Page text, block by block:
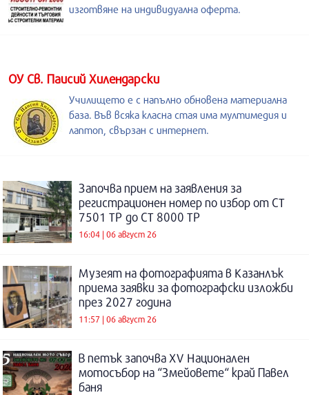
изготвяне на индивидуална оферта.
ОУ Св. Паисий Хилендарски
Училището е с напълно обновена материална
база. Във всяка класна стая има мултимедия и
лаптоп, свързан с интернет.
Започва прием на заявления за
регистрационен номер по избор от СТ
7501 ТР до СТ 8000 ТР
16:04 | 06 август 26
Музеят на фотографията в Казанлък
приема заявки за фотографски изложби
през 2027 година
11:57 | 06 август 26
В петък започва XV Национален
мотосъбор на “Змейовете“ край Павел
баня